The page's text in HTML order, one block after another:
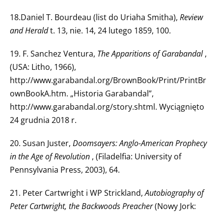
18.Daniel T. Bourdeau (list do Uriaha Smitha), Review
and Heraldt. 13, nie. 14, 24 lutego 1859, 100.
19. F. Sanchez Ventura, The Apparitions of Garabandal,
(USA: Litho, 1966),
http://www.garabandal.org/BrownBook/Print/PrintBr
ownBookA.htm. „Historia Garabandal”,
http://www.garabandal.org/story.shtml. Wyciągnięto
24 grudnia 2018 r.
20. Susan Juster, Doomsayers: Anglo-American Prophecy
in the Age of Revolution , (Filadelfia: University of
Pennsylvania Press, 2003), 64.
21. Peter Cartwright i WP Strickland,Autobiography of
Peter Cartwright, the Backwoods Preacher(Nowy Jork: